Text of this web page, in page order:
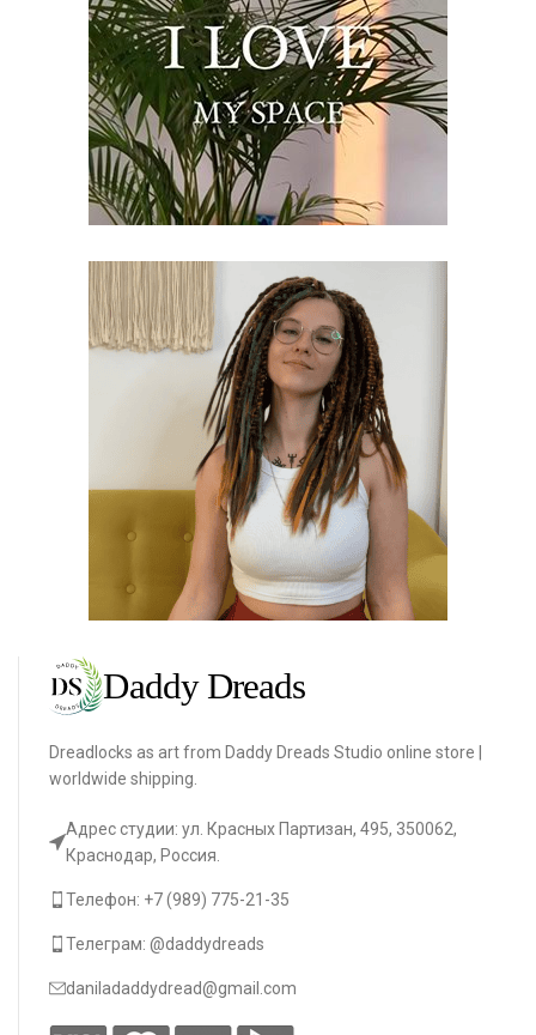
Dreadlocks as art from Daddy Dreads Studio online store |
worldwide shipping.
Адрес студии: ул. Красных Партизан, 495, 350062,
Краснодар, Россия.
Телефон: +7 (989) 775-21-35
Телеграм: @daddydreads
daniladaddydread@gmail.com